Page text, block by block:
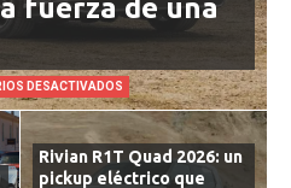
fuerza de una
DESACTIVADOS
Rivian R1T Quad 2026: un
pickup eléctrico que